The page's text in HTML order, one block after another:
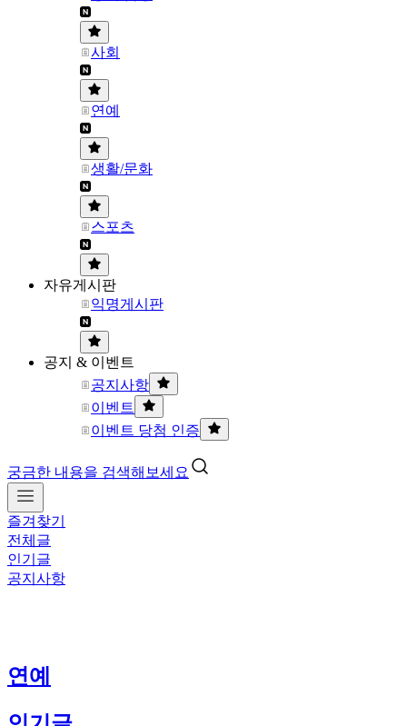
사회
연예
생활/문화
스포츠
자유게시판
익명게시판
공지 & 이벤트
공지사항
이벤트
이벤트 당첨 인증
궁금한 내용을 검색해보세요
즐겨찾기
전체글
인기글
공지사항
연예